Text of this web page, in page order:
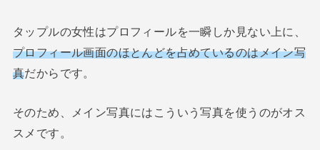
タップルの女性はプロフィールを一瞬しか見ない上に、
プロフィール画面のほとんどを占めているのはメイン写
真だからです。
そのため、メイン写真にはこういう写真を使うのがオス
スメです。